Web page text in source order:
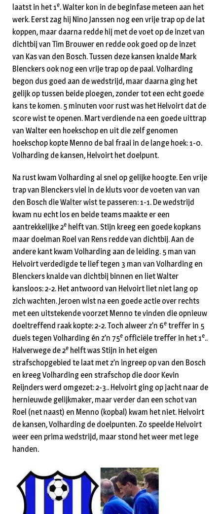
laatst in het 1e. Walter kon in de beginfase meteen aan het
werk. Eerst zag hij Nino Janssen nog een vrije trap op de lat
koppen, maar daarna redde hij met de voet op de inzet van
dichtbij van Tim Brouwer en redde ook goed op de inzet
van Kas van den Bosch. Tussen deze kansen knalde Mark
Blenckers ook nog een vrije trap op de paal. Volharding
begon dus goed aan de wedstrijd, maar daarna ging het
gelijk op tussen beide ploegen, zonder tot een echt goede
kans te komen. 5 minuten voor rust was het Helvoirt dat de
score wist te openen. Mart verdiende na een goede uittrap
van Walter een hoekschop en uit die zelf genomen
hoekschop kopte Menno de bal fraai in de lange hoek: 1-0.
Volharding de kansen, Helvoirt het doelpunt.
Na rust kwam Volharding al snel op gelijke hoogte. Een vrije
trap van Blenckers viel in de kluts voor de voeten van van
den Bosch die Walter wist te passeren: 1-1. De wedstrijd
kwam nu echt los en beide teams maakte er een
aantrekkelijke 2e helft van. Stijn kreeg een goede kopkans
maar doelman Roel van Rens redde van dichtbij. Aan de
andere kant kwam Volharding aan de leiding. 5 man van
Helvoirt verdedigde te lief tegen 3 man van Volharding en
Blenckers knalde van dichtbij binnen en liet Walter
kansloos: 2-2. Het antwoord van Helvoirt liet niet lang op
zich wachten. Jeroen wist na een goede actie over rechts
met een uitstekende voorzet Menno te vinden die opnieuw
doeltreffend raak kopte: 2-2. Toch alweer z’n 6e treffer in 5
duels tegen Volharding én z’n 75e officiële treffer in het 1e..
Halverwege de 2e helft was Stijn in het eigen
strafschopgebied te laat met z’n ingreep op van den Bosch
en kreeg Volharding een strafschop die door Kevin
Reijnders werd omgezet: 2-3.. Helvoirt ging op jacht naar de
hernieuwde gelijkmaker, maar verder dan een schot van
Roel (net naast) en Menno (kopbal) kwam het niet. Helvoirt
de kansen, Volharding de doelpunten. Zo speelde Helvoirt
weer een prima wedstrijd, maar stond het weer met lege
handen.